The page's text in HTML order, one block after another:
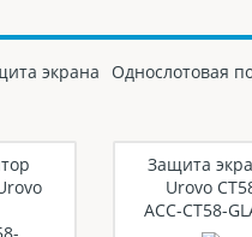
экрана Однослотовая
Защита
Urovo
ACC-CT58-